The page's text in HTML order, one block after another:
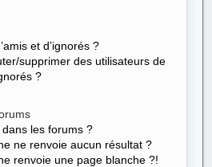
et d’ignorés ?
supprimer des utilisateurs de
?
les forums ?
ne renvoie aucun résultat ?
renvoie une page blanche ?!